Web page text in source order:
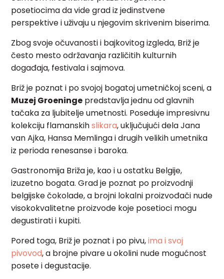
posetiocima da vide grad iz jedinstvene
perspektive i uživaju u njegovim skrivenim biserima.
Zbog svoje očuvanosti i bajkovitog izgleda, Briž je
često mesto održavanja različitih kulturnih
događaja, festivala i sajmova.
Briž je poznat i po svojoj bogatoj umetničkoj sceni, a
Muzej Groeninge predstavlja jednu od glavnih
tačaka za ljubitelje umetnosti. Poseduje impresivnu
kolekciju flamanskihslikara, uključujući dela Jana
van Ajka, Hansa Memlinga i drugih velikih umetnika
iz perioda renesanse i baroka.
Gastronomija Briža je, kao i u ostatku Belgije,
izuzetno bogata. Grad je poznat po proizvodnji
belgijske čokolade, a brojni lokalni proizvođači nude
visokokvalitetne proizvode koje posetioci mogu
degustirati i kupiti.
Pored toga, Briž je poznat i po pivu,ima i svoj
pivovod, a brojne pivare u okolini nude mogućnost
posete i degustacije.